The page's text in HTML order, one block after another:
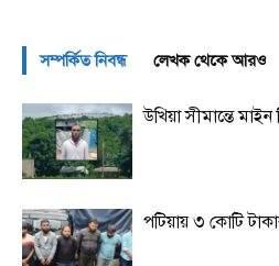
সম্পর্কিত নিবন্ধ লেখক থেকে আরও
উখিয়া সীমান্তে
পটিয়ায় ৩ কোটি